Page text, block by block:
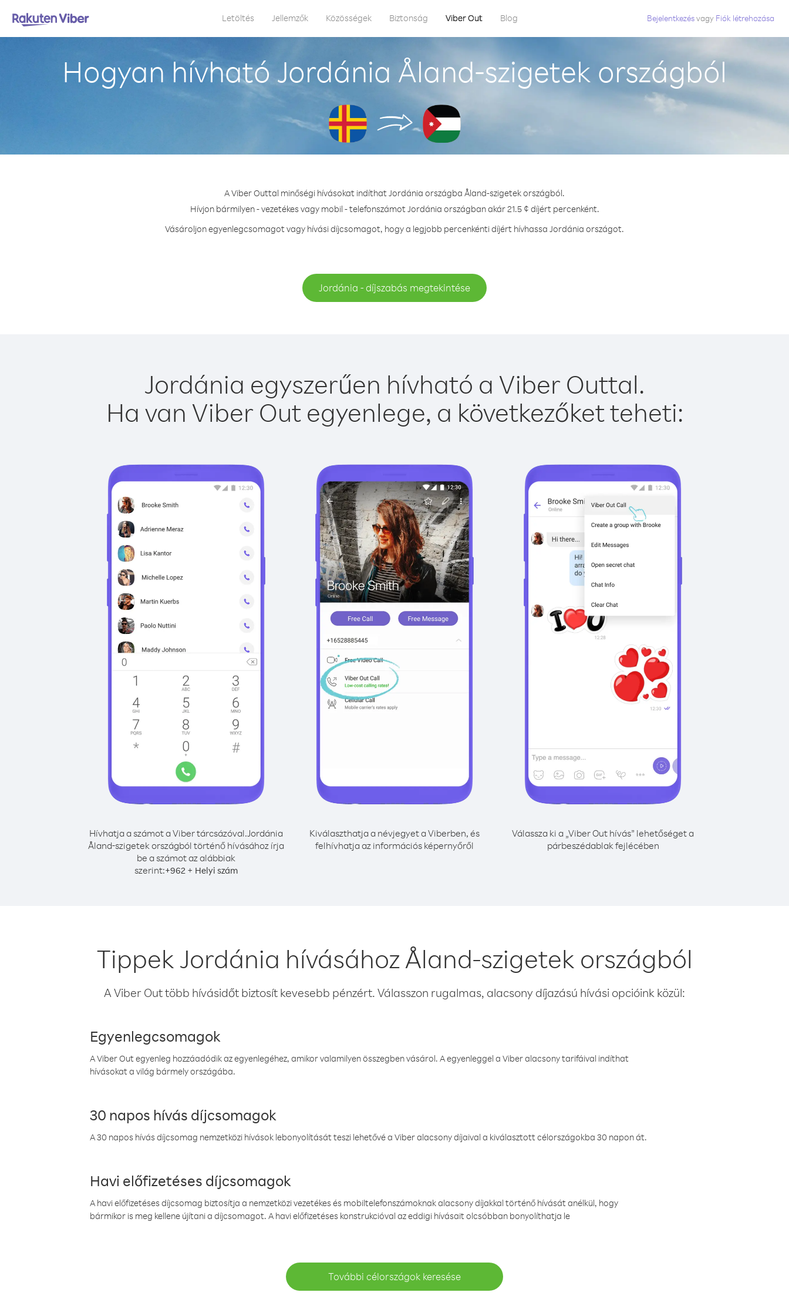
Letöltés Jellemzők Közösségek Biztonság Viber Out Blog Bejelentkezésvagy Fiók létrehozása
Hogyan hívható Jordánia Åland-szigetek országból
A Viber Outtal minőségi hívásokat indíthat Jordánia országba Åland-szigetek országból.
Hívjon bármilyen - vezetékes vagy mobil - telefonszámot Jordánia országban akár 21.5 ¢ díjért percenként.
Vásároljon egyenlegcsomagot vagy hívási díjcsomagot, hogy a legjobb percenkénti díjért hívhassa Jordánia országot.
Jordánia - díjszabás megtekintése
Jordánia egyszerűen hívható a Viber Outtal.
Ha van Viber Out egyenlege, a következőket teheti:
Hívhatja a számot a Viber tárcsázóval.Jordánia
Åland-szigetek országból történő hívásához írja
be a számot az alábbiak
szerint:+962 + Helyi szám
Kiválaszthatja a névjegyet a Viberben, és
felhívhatja az információs képernyőről
Válassza ki a „Viber Out hívás” lehetőséget a
párbeszédablak fejlécében
Tippek Jordánia hívásához Åland-szigetek országból
A Viber Out több hívásidőt biztosít kevesebb pénzért. Válasszon rugalmas, alacsony díjazású hívási opcióink közül:
Egyenlegcsomagok
A Viber Out egyenleg hozzáadódik az egyenlegéhez, amikor valamilyen összegben vásárol. A egyenleggel a Viber alacsony tarifáival indíthat
hívásokat a világ bármely országába.
30 napos hívás díjcsomagok
A 30 napos hívás díjcsomag nemzetközi hívások lebonyolítását teszi lehetővé a Viber alacsony díjaival a kiválasztott célországokba 30 napon át.
Havi előfizetéses díjcsomagok
A havi előfizetéses díjcsomag biztosítja a nemzetközi vezetékes és mobiltelefonszámoknak alacsony díjakkal történő hívását anélkül, hogy
bármikor is meg kellene újítani a díjcsomagot. A havi előfizetéses konstrukcióval az eddigi hívásait olcsóbban bonyolíthatja le
További célországok keresése